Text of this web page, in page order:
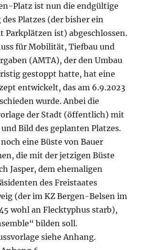
Platz ist nun die endgültige
Platzes (der bisher ein
Parkplätzen ist) abgeschlossen.
für Mobilität, Tiefbau und
(AMTA), der den Umbau
gestoppt hatte, hat eine
entwickelt, das am 6.9.2023
wurde. Anbei die
der Stadt (öffentlich) mit
Bild des geplanten Platzes.
eine Büste von Bauer
die mit der jetzigen Büste
Jasper, dem ehemaligen
des Freistaates
(der im KZ Bergen-Belsen im
wohl an Flecktyphus starb),
bilden soll.
siehe Anhang.